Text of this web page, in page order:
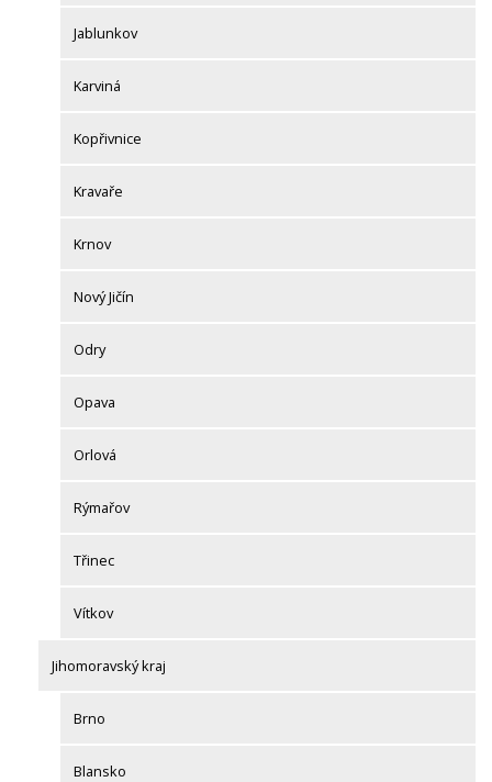
Jablunkov
Karviná
Kopřivnice
Kravaře
Krnov
Nový Jičín
Odry
Opava
Orlová
Rýmařov
Třinec
Vítkov
Jihomoravský kraj
Brno
Blansko